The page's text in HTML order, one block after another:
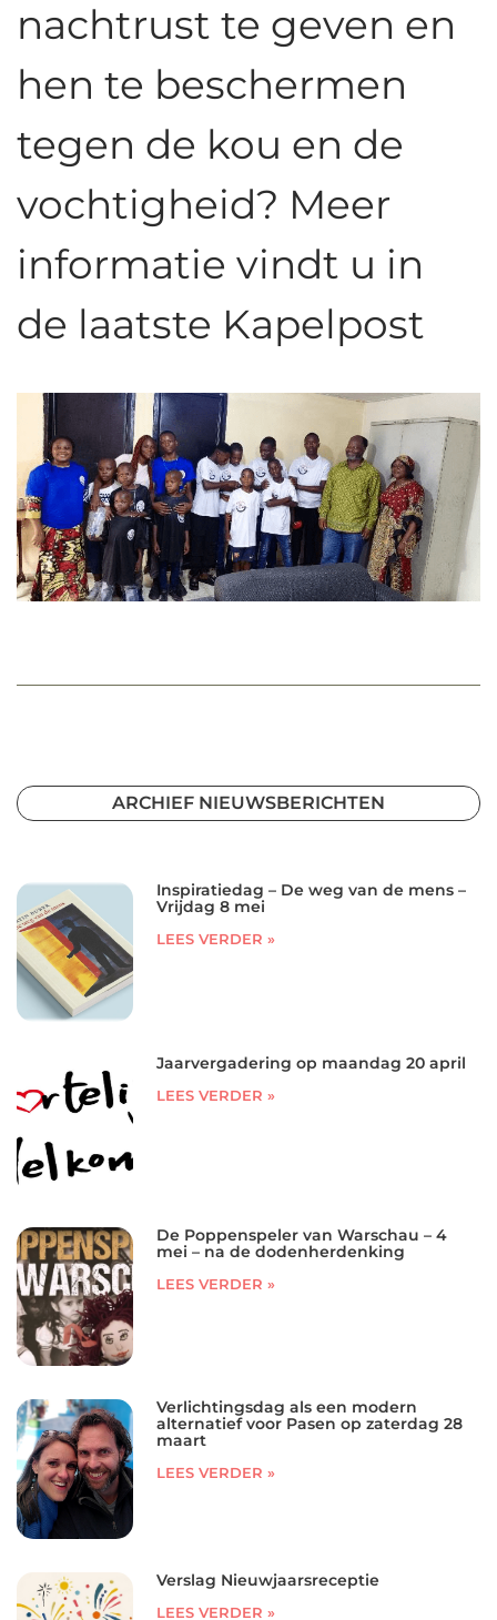
nachtrust te geven en
hen te beschermen
tegen de kou en de
vochtigheid? Meer
informatie vindt u in
de laatste Kapelpost
ARCHIEF NIEUWSBERICHTEN
Inspiratiedag – De weg van de mens –
Vrijdag 8 mei
LEES VERDER »
Jaarvergadering op maandag 20 april
LEES VERDER »
De Poppenspeler van Warschau – 4
mei – na de dodenherdenking
LEES VERDER »
Verlichtingsdag als een modern
alternatief voor Pasen op zaterdag 28
maart
LEES VERDER »
Verslag Nieuwjaarsreceptie
LEES VERDER »